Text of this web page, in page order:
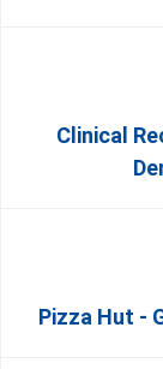
Clinical
Pizza Hut -